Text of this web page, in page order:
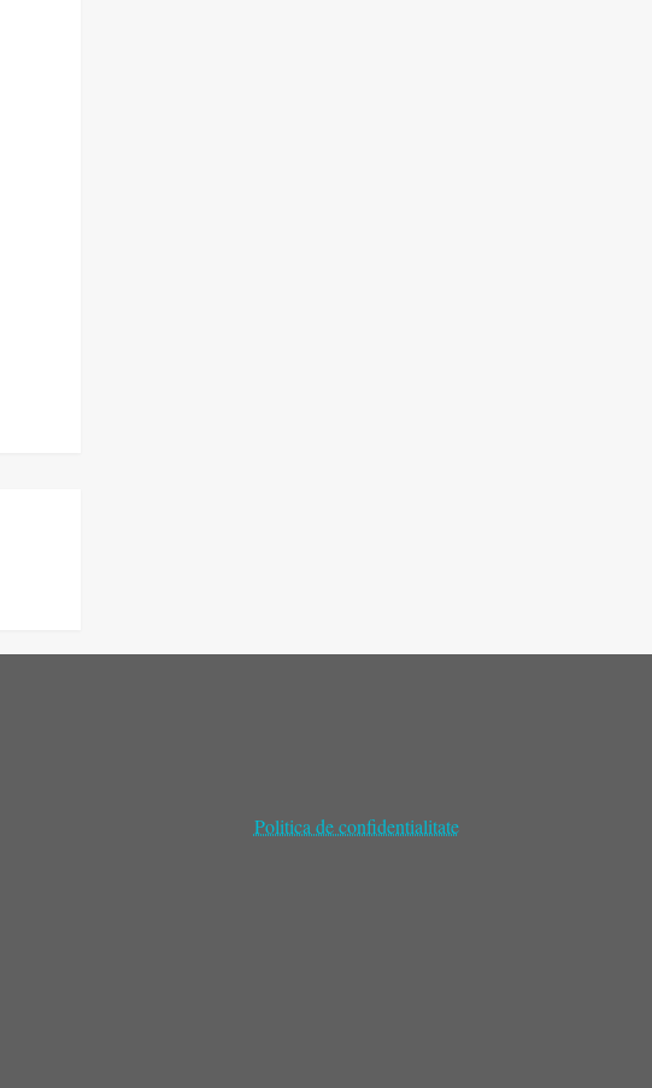
Politica de confidentialitate